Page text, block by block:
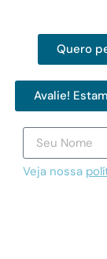
Quero
Avalie!
Veja nossa